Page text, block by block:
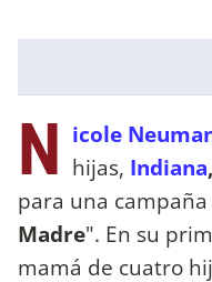
N icole
hijas, Indiana
para una
Madre". En su
mamá de cuatro